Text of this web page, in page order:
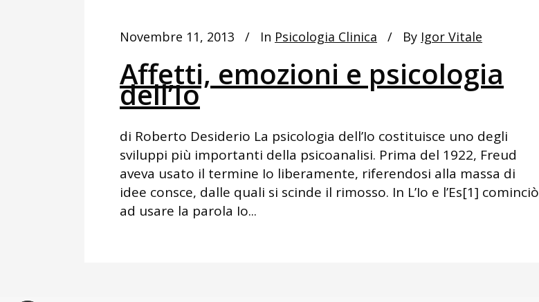
Novembre 11, 2013 In Psicologia Clinica By Igor Vitale
Affetti, emozioni e psicologia
dell’Io
di Roberto Desiderio La psicologia dell’Io costituisce uno degli
sviluppi più importanti della psicoanalisi. Prima del 1922, Freud
aveva usato il termine Io liberamente, riferendosi alla massa di
idee consce, dalle quali si scinde il rimosso. In L’Io e l’Es[1] cominciò
ad usare la parola Io...